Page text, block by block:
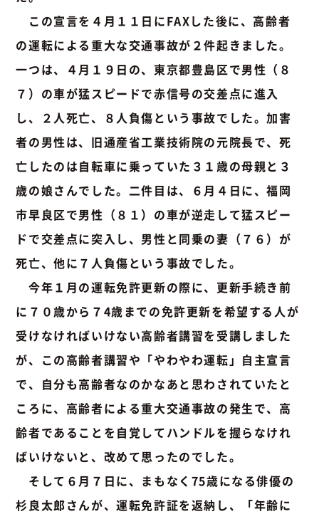
この宣言を４月１１日にFAXした後に、高齢者
の運転による重大な交通事故が２件起きました。
一つは、４月１９日の、東京都豊島区で男性（８
７）の車が猛スピードで赤信号の交差点に進入
し、２人死亡、８人負傷という事故でした。加害
者の男性は、旧通産省工業技術院の元院長で、死
亡したのは自転車に乗っていた３１歳の母親と３
歳の娘さんでした。二件目は、６月４日に、福岡
市早良区で男性（８１）の車が逆走して猛スピー
ドで交差点に突入し、男性と同乗の妻（７６）が
死亡、他に７人負傷という事故でした。
今年１月の運転免許更新の際に、更新手続き前
に７０歳から７4歳までの免許更新を希望する人が
受けなければいけない高齢者講習を受講しました
が、この高齢者講習や「やわやわ運転」自主宣言
で、自分も高齢者なのかなあと思わされていたと
ころに、高齢者による重大交通事故の発生で、高
齢者であることを自覚してハンドルを握らなけれ
ばいけないと、改めて思ったのでした。
そして６月７日に、まもなく75歳になる俳優の
杉良太郎さんが、運転免許証を返納し、「年齢に